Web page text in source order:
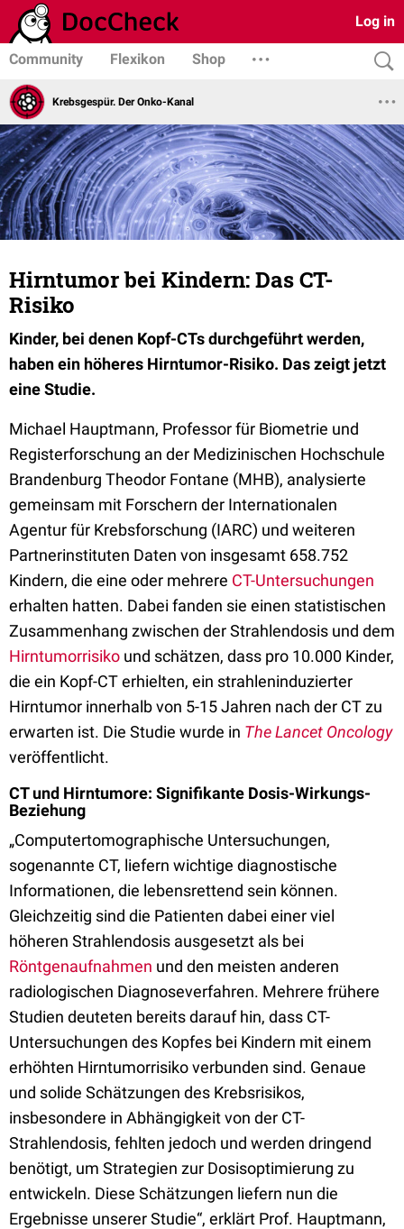
Log in
Community Flexikon Shop
Krebsgespür. Der Onko-Kanal
Hirntumor bei Kindern: Das CT-
Risiko
Kinder, bei denen Kopf-CTs durchgeführt werden,
haben ein höheres Hirntumor-Risiko. Das zeigt jetzt
eine Studie.
Michael Hauptmann, Professor für Biometrie und
Registerforschung an der Medizinischen Hochschule
Brandenburg Theodor Fontane (MHB), analysierte
gemeinsam mit Forschern der Internationalen
Agentur für Krebsforschung (IARC) und weiteren
Partnerinstituten Daten von insgesamt 658.752
Kindern, die eine oder mehrere CT-Untersuchungen
erhalten hatten. Dabei fanden sie einen statistischen
Zusammenhang zwischen der Strahlendosis und dem
Hirntumorrisiko und schätzen, dass pro 10.000 Kinder,
die ein Kopf-CT erhielten, ein strahleninduzierter
Hirntumor innerhalb von 5-15 Jahren nach der CT zu
erwarten ist. Die Studie wurde in The Lancet Oncology
veröffentlicht.
CT und Hirntumore: Signifikante Dosis-Wirkungs-
Beziehung
„Computertomographische Untersuchungen,
sogenannte CT, liefern wichtige diagnostische
Informationen, die lebensrettend sein können.
Gleichzeitig sind die Patienten dabei einer viel
höheren Strahlendosis ausgesetzt als bei
Röntgenaufnahmen und den meisten anderen
radiologischen Diagnoseverfahren. Mehrere frühere
Studien deuteten bereits darauf hin, dass CT-
Untersuchungen des Kopfes bei Kindern mit einem
erhöhten Hirntumorrisiko verbunden sind. Genaue
und solide Schätzungen des Krebsrisikos,
insbesondere in Abhängigkeit von der CT-
Strahlendosis, fehlten jedoch und werden dringend
benötigt, um Strategien zur Dosisoptimierung zu
entwickeln. Diese Schätzungen liefern nun die
Ergebnisse unserer Studie“, erklärt Prof. Hauptmann,